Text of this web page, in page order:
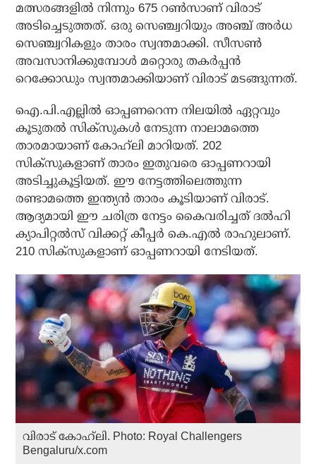
മത്സരങ്ങളില്‍ നിന്നും 675 റണ്‍സാണ് വിരാട്
അടിച്ചെടുത്തത്. ഒരു സെഞ്ച്വറിയും അഞ്ച് അര്‍ധ
സെഞ്ച്വറികളും താരം സ്വന്തമാക്കി. സീസണ്‍
അവസാനിക്കുമ്പോള്‍ മറ്റൊരു തകര്‍പ്പന്‍
റെക്കോഡും സ്വന്തമാക്കിയാണ് വിരാട് മടങ്ങുന്നത്.
ഐ.പി.എല്ലില്‍ ഓപ്പണറെന്ന നിലയില്‍ ഏറ്റവും
കൂടുതല്‍ സിക്‌സുകള്‍ നേടുന്ന നാലാമത്തെ
താരമായാണ് കോഹ്‌ലി മാറിയത്. 202
സിക്‌സുകളാണ് താരം ഇതുവരെ ഓപ്പണറായി
അടിച്ചുകൂട്ടിയത്. ഈ നേട്ടത്തിലെത്തുന്ന
രണ്ടാമത്തെ ഇന്ത്യന്‍ താരം കൂടിയാണ് വിരാട്.
ആദ്യമായി ഈ ചരിത്ര നേട്ടം കൈവരിച്ചത് ദല്‍ഹി
ക്യാപിറ്റല്‍സ് വിക്കറ്റ് കീപ്പര്‍ കെ.എല്‍ രാഹുലാണ്.
210 സിക്‌സുകളാണ് ഓപ്പണറായി നേടിയത്.
വിരാട് കോഹ്‌ലി. Photo: Royal Challengers
Bengaluru/x.com